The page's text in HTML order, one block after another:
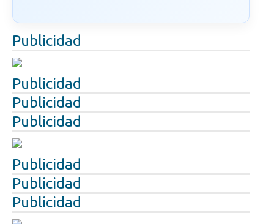
Publicidad
Publicidad
Publicidad
Publicidad
Publicidad
Publicidad
Publicidad